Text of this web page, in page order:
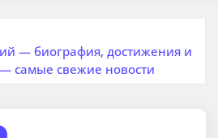
— биография, достижения и
самые свежие новости